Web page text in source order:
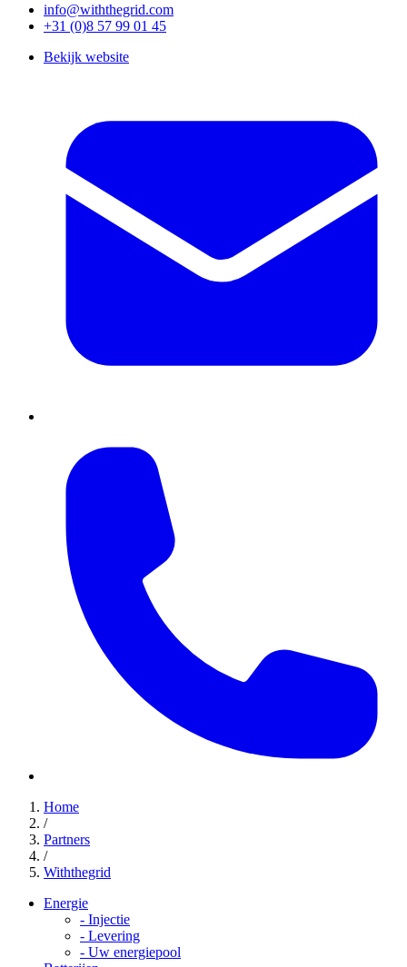
info@withthegrid.com
+31 (0)8 57 99 01 45
Bekijk website
Home
/
Partners
/
Withthegrid
Energie
- Injectie
- Levering
- Uw energiepool